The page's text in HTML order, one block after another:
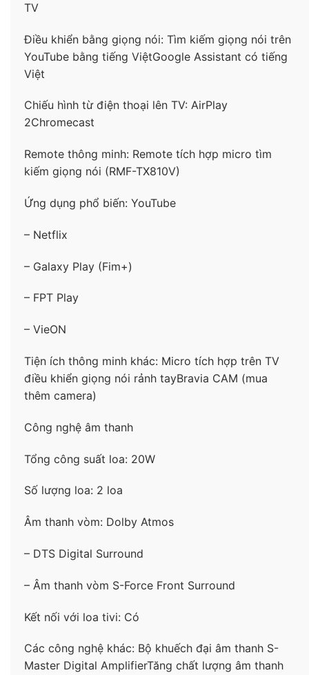
tái hiện các sắc thái màu tự nhiên, phong phú như
trong thế giới thực.
– Khám phá trải nghiệm chơi game hoàn toàn mới
tính năng độc đáo như: Tâm bắn, kiểu ngắm tâm
giảm độ trễ khi chơi game nhờ
Công nghệ âm thanh
công suất20Wcho âm thanh trung thực, sinh
phát âm thanh lớn, nhiều âm bass bổ sung cho độ
lôi cuốn, chất âm rõ ràng, tiếng bass uy lực.
TV
Điều khiển bằng giọng nói: Tìm kiếm giọng nói trên
YouTube bằng tiếng ViệtGoogle Assistant có tiếng
Việt
Chiếu hình từ điện thoại lên TV: AirPlay
2Chromecast
Remote thông minh: Remote tích hợp micro tìm
kiếm giọng nói (RMF-TX810V)
Ứng dụng phổ biến: YouTube
– Netflix
– Galaxy Play (Fim+)
– FPT Play
– VieON
Tiện ích thông minh khác: Micro tích hợp trên TV
điều khiển giọng nói rảnh tayBravia CAM (mua
thêm camera)
Công nghệ âm thanh
Tổng công suất loa: 20W
Số lượng loa: 2 loa
Âm thanh vòm: Dolby Atmos
– DTS Digital Surround
– Âm thanh vòm S-Force Front Surround
Kết nối với loa tivi: Có
Các công nghệ khác: Bộ khuếch đại âm thanh S-
Master Digital AmplifierTăng chất lượng âm thanh